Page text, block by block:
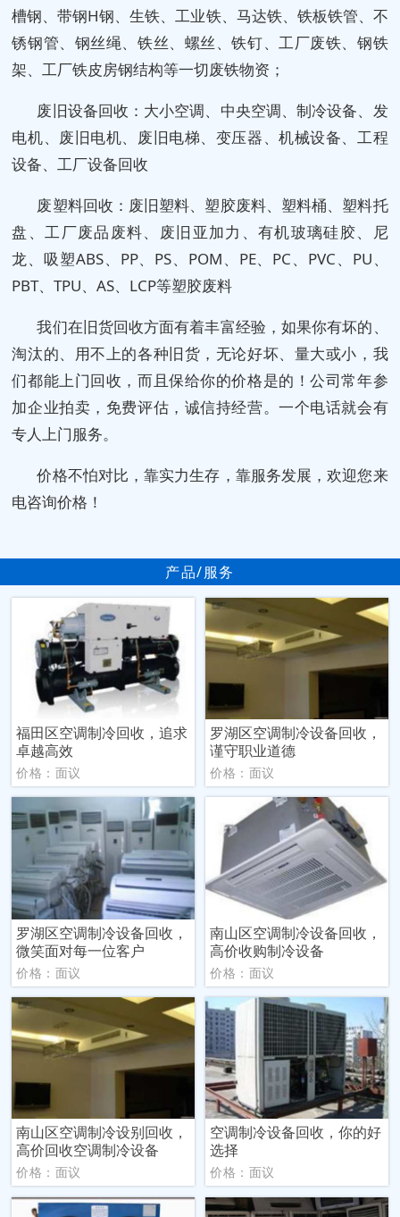
槽钢、带钢H钢、生铁、工业铁、马达铁、铁板铁管、不
锈钢管、钢丝绳、铁丝、螺丝、铁钉、工厂废铁、钢铁
架、工厂铁皮房钢结构等一切废铁物资；
废旧设备回收：大小空调、中央空调、制冷设备、发
电机、废旧电机、废旧电梯、变压器、机械设备、工程
设备、工厂设备回收
废塑料回收：废旧塑料、塑胶废料、塑料桶、塑料托
盘、工厂废品废料、废旧亚加力、有机玻璃硅胶、尼
龙、吸塑ABS、PP、PS、POM、PE、PC、PVC、PU、
PBT、TPU、AS、LCP等塑胶废料
我们在旧货回收方面有着丰富经验，如果你有坏的、
淘汰的、用不上的各种旧货，无论好坏、量大或小，我
们都能上门回收，而且保给你的价格是的！公司常年参
加企业拍卖，免费评估，诚信持经营。一个电话就会有
专人上门服务。
价格不怕对比，靠实力生存，靠服务发展，欢迎您来
电咨询价格！
产品/服务
福田区空调制冷回收，追求
卓越高效
价格：面议
罗湖区空调制冷设备回收，
谨守职业道德
价格：面议
罗湖区空调制冷设备回收，
微笑面对每一位客户
价格：面议
南山区空调制冷设备回收，
高价收购制冷设备
价格：面议
南山区空调制冷设别回收，
高价回收空调制冷设备
价格：面议
空调制冷设备回收，你的好
选择
价格：面议